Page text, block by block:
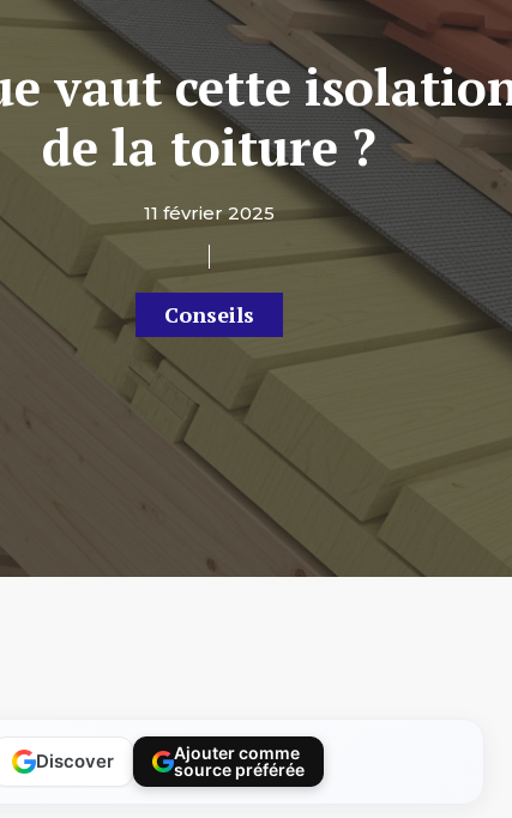
vaut cette
de la toiture ?
11 février 2025
Conseils
Discover
Ajouter comme
source préférée